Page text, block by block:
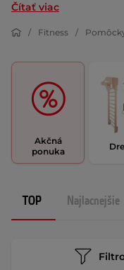
Čítať viac
Fitness
Akčná
ponuka
TOP Najlacnejšie